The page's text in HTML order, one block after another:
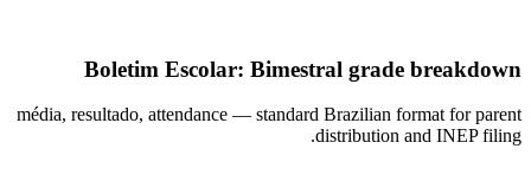
Boletim Escolar: Bimestral grade breakdown
média, resultado, attendance — standard Brazilian format for parent
distribution and INEP filing.